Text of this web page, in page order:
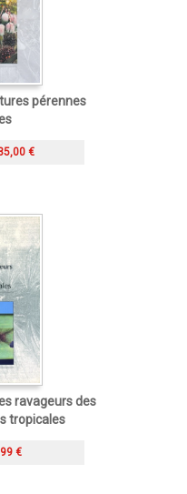
pérennes
€
ravageurs des
tropicales
€